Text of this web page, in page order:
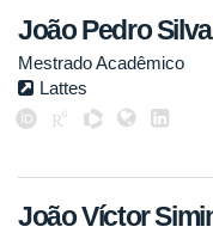
João Pedro
Mestrado Acadêmico
Lattes
João Víctor